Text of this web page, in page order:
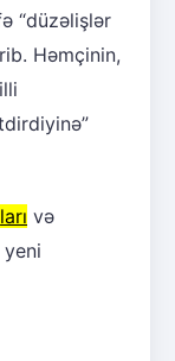
“düzəlişlər
Həmçinin,
və
yeni